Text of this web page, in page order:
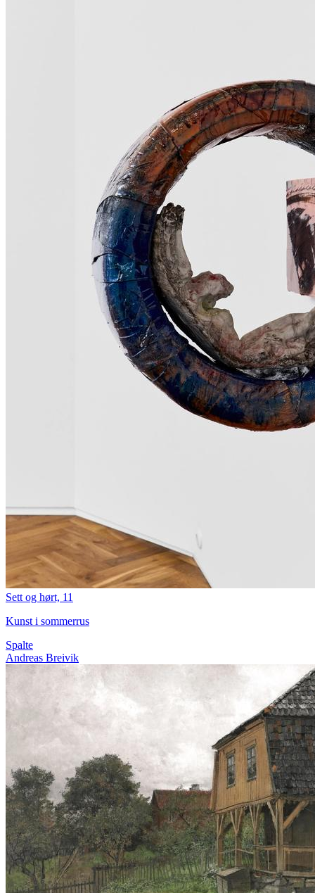
Sett og hørt, 11
Kunst i sommerrus
Spalte
Andreas Breivik